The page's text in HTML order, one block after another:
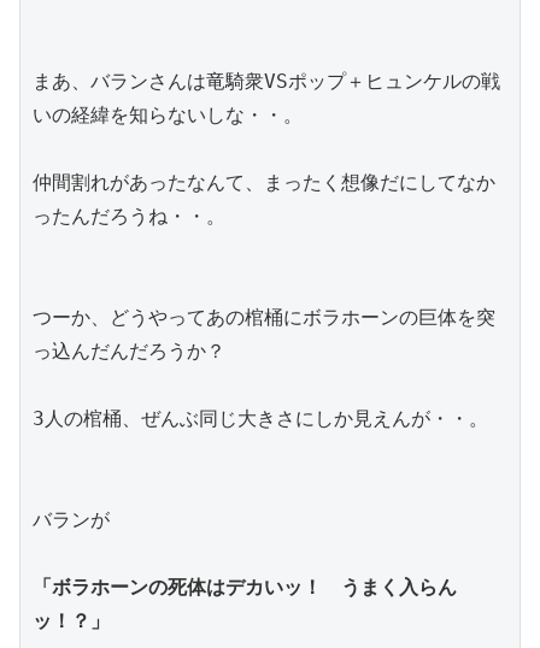
まあ、バランさんは竜騎衆VSポップ＋ヒュンケルの戦
いの経緯を知らないしな・・。
仲間割れがあったなんて、まったく想像だにしてなか
ったんだろうね・・。
つーか、どうやってあの棺桶にボラホーンの巨体を突
っ込んだんだろうか？
3人の棺桶、ぜんぶ同じ大きさにしか見えんが・・。
バランが
「ボラホーンの死体はデカいッ！　うまく入らん
ッ！？」